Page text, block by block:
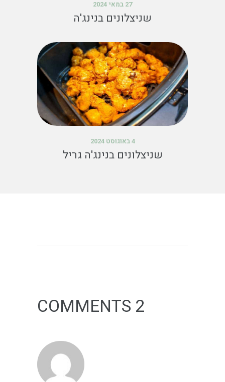
27 במאי 2024
שניצלונים בנינג'ה
4 באוגוסט 2024
שניצלונים בנינג'ה גריל
2 COMMENTS